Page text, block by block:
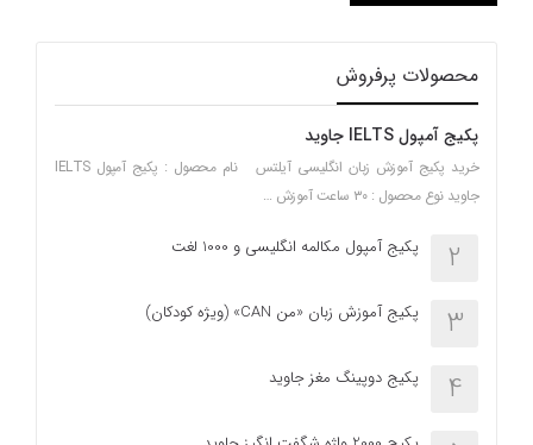
محصولات پرفروش
پکیج آمپول IELTS جاوید
خرید پکیج آموزش زبان انگلیسی آیلتس نام محصول : پکیج آمپول IELTS
جاوید نوع محصول : ۳۰ ساعت آموزش …
2 پکیج آمپول مکالمه انگلیسی و 1000 لغت
3 پکیج آموزش زبان «من CAN» (ویژه کودکان)
4 پکیج دوپینگ مغز جاوید